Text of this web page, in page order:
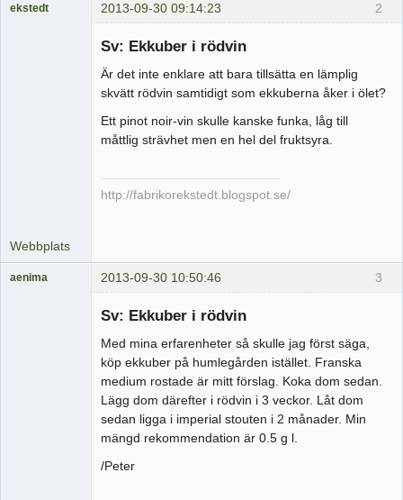
2
ekstedt 2013-09-30 09:14:23
Sv: Ekkuber i rödvin
Är det inte enklare att bara tillsätta en lämplig
skvätt rödvin samtidigt som ekkuberna åker i ölet?
Ett pinot noir-vin skulle kanske funka, låg till
måttlig strävhet men en hel del fruktsyra.
http://fabrikorekstedt.blogspot.se/
Webbplats
3
aenima 2013-09-30 10:50:46
Sv: Ekkuber i rödvin
Med mina erfarenheter så skulle jag först säga,
köp ekkuber på humlegården istället. Franska
medium rostade är mitt förslag. Koka dom sedan.
Lägg dom därefter i rödvin i 3 veckor. Låt dom
sedan ligga i imperial stouten i 2 månader. Min
mängd rekommendation är 0.5 g l.
/Peter